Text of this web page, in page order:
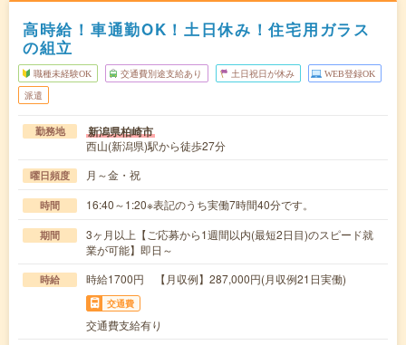
高時給！車通勤OK！土日休み！住宅用ガラス
の組立
職種未経験OK 交通費別途支給あり 土日祝日が休み WEB登録OK
派遣
勤務地 新潟県柏崎市
西山(新潟県)駅から徒歩27分
曜日頻度 月～金・祝
時間 16:40～1:20※表記のうち実働7時間40分です。
期間
3ヶ月以上【ご応募から1週間以内(最短2日目)のスピード就
業が可能】即日～
時給 時給1700円 【月収例】287,000円(月収例21日実働)
交通費
交通費支給有り